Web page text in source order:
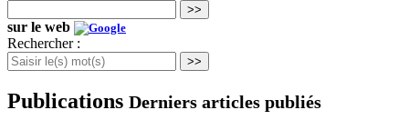
>>
sur le web
Rechercher :
>>
Publications Derniers articles publiés